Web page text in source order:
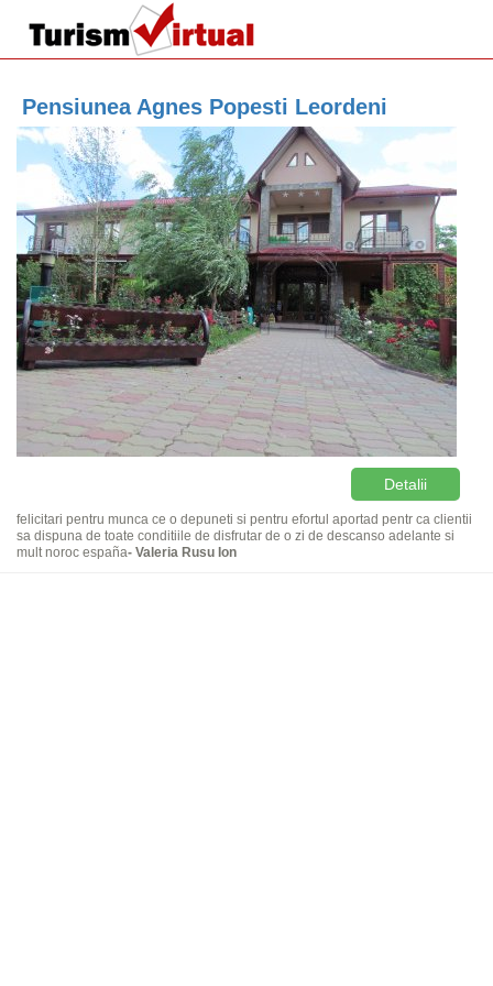
Pensiunea Agnes Popesti Leordeni
Detalii
felicitari pentru munca ce o depuneti si pentru efortul aportad pentr ca clientii
sa dispuna de toate conditiile de disfrutar de o zi de descanso adelante si
mult noroc españa- Valeria Rusu Ion